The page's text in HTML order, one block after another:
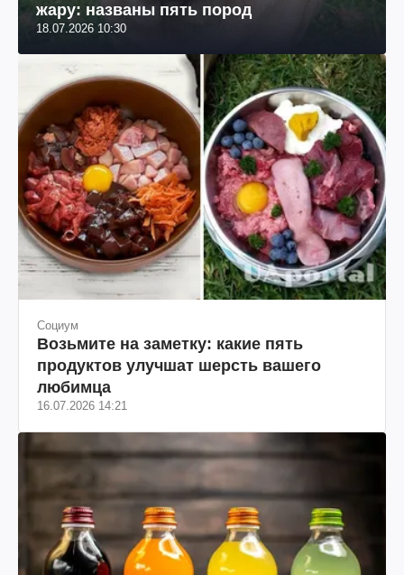
жару: названы пять пород
18.07.2026 10:30
Социум
Возьмите на заметку: какие пять
продуктов улучшат шерсть вашего
любимца
16.07.2026 14:21